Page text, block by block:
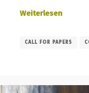
Weiterlesen
CALL FOR PAPERS